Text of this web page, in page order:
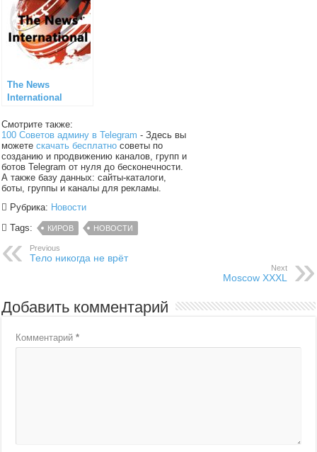
The News
International
Смотрите также:
100 Советов админу в Telegram - Здесь вы
можетескачать бесплатно советы по
созданию и продвижению каналов, групп и
ботов Telegram от нуля до бесконечности.
А также базу данных: сайты-каталоги,
боты, группы и каналы для рекламы.
Рубрика: Новости
Tags:
КИРОВ НОВОСТИ
Previous
Тело никогда не врёт
Next
Moscow XXXL
Добавить комментарий
Комментарий*